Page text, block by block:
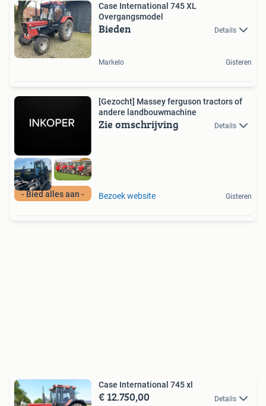
Case International 745 XL
Overgangsmodel
Bieden Details
Markelo Gisteren
- Bied alles aan -
[Gezocht] Massey ferguson tractors of
andere landbouwmachine
Zie omschrijving Details
Bezoek website Gisteren
Case International 745 xl
€ 12.750,00 Details